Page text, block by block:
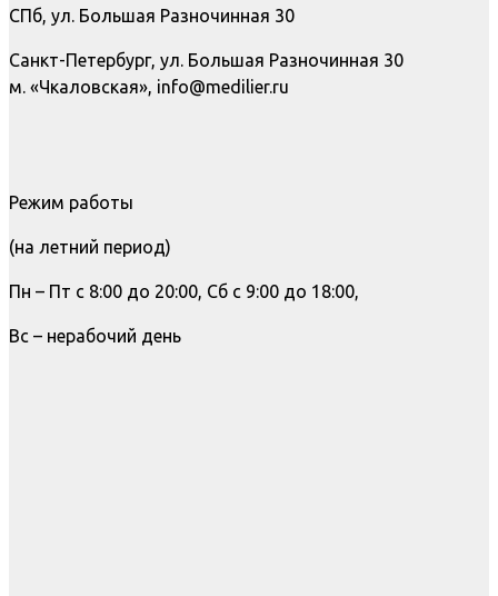
СПб, ул. Большая Разночинная 30
Санкт-Петербург, ул. Большая Разночинная 30
м. «Чкаловская», info@medilier.ru
Режим работы
(на летний период)
Пн – Пт с 8:00 до 20:00, Сб с 9:00 до 18:00,
Вс – нерабочий день